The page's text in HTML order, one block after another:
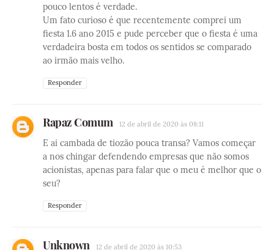
pouco lentos é verdade.
Um fato curioso é que recentemente comprei um
fiesta 1.6 ano 2015 e pude perceber que o fiesta é uma
verdadeira bosta em todos os sentidos se comparado
ao irmão mais velho.
Responder
Rapaz Comum 12 de abril de 2020 às 08:11
E ai cambada de tiozão pouca transa? Vamos começar
a nos chingar defendendo empresas que não somos
acionistas, apenas para falar que o meu é melhor que o
seu?
Responder
Unknown 12 de abril de 2020 às 10:53